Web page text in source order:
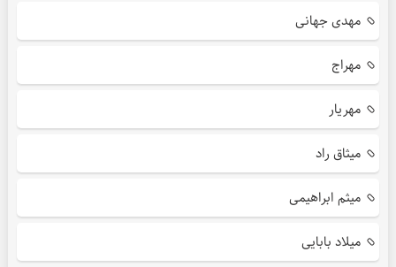
مهدی جهانی
مهراج
مهریار
میثاق راد
میثم ابراهیمی
میلاد بابایی